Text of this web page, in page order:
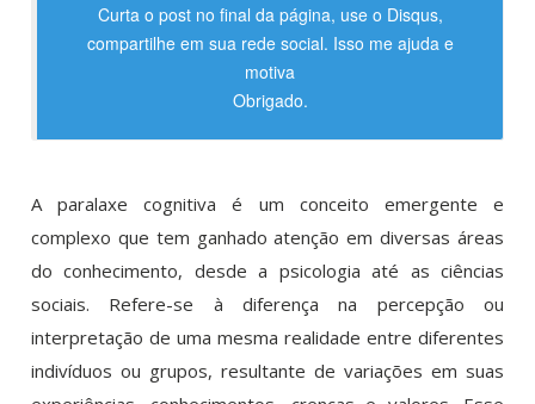
Curta o post no final da página, use o Disqus,
compartilhe em sua rede social. Isso me ajuda e
motiva
Obrigado.
A paralaxe cognitiva é um conceito emergente e
complexo que tem ganhado atenção em diversas áreas
do conhecimento, desde a psicologia até as ciências
sociais. Refere-se à diferença na percepção ou
interpretação de uma mesma realidade entre diferentes
indivíduos ou grupos, resultante de variações em suas